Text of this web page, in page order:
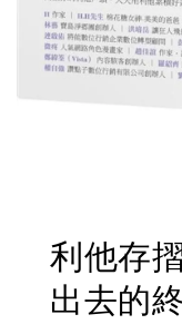
利他存
出去的